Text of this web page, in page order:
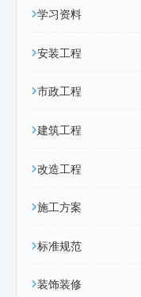
学习资料
安装工程
市政工程
建筑工程
改造工程
施工方案
标准规范
装饰装修